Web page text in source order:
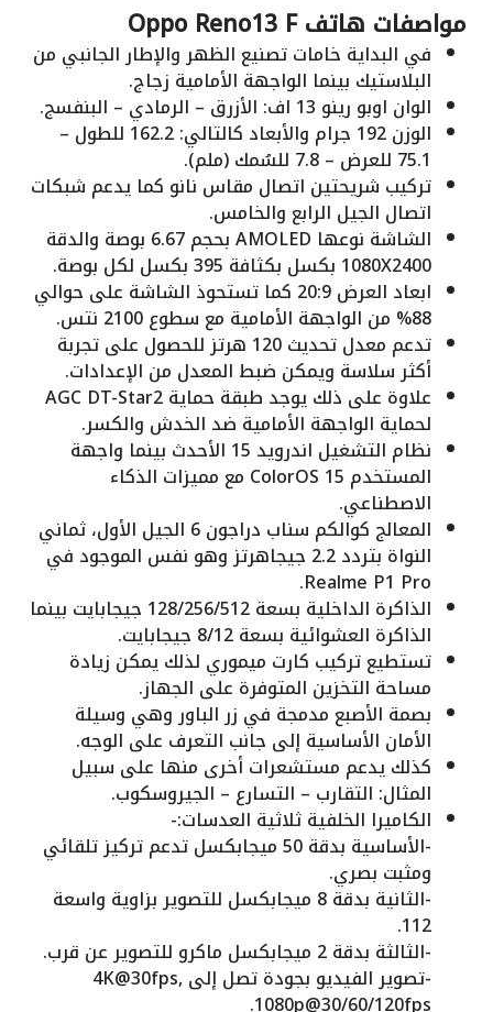
مواصفات هاتف Oppo Reno13 F
في البداية خامات تصنيع الظهر والإطار الجانبي من
البلاستيك بينما الواجهة الأمامية زجاج.
الوان اوبو رينو 13 اف: الأزرق – الرمادي – البنفسج.
الوزن 192 جرام والأبعاد كالتالي: 162.2 للطول –
75.1 للعرض – 7.8 للسُمك (ملم).
تركيب شريحتين اتصال مقاس نانو كما يدعم شبكات
اتصال الجيل الرابع والخامس.
الشاشة نوعها AMOLED بحجم 6.67 بوصة والدقة
1080X2400 بكسل بكثافة 395 بكسل لكل بوصة.
ابعاد العرض 20:9 كما تستحوذ الشاشة على حوالي
88% من الواجهة الأمامية مع سطوع 2100 نتس.
تدعم معدل تحديث 120 هرتز للحصول على تجربة
أكثر سلاسة ويمكن ضبط المعدل من الإعدادات.
علاوة على ذلك يوجد طبقة حماية AGC DT-Star2
لحماية الواجهة الأمامية ضد الخدش والكسر.
نظام التشغيل اندرويد 15 الأحدث بينما واجهة
المستخدم ColorOS 15 مع مميزات الذكاء
الاصطناعي.
المعالج كوالكم سناب دراجون 6 الجيل الأول، ثماني
النواة بتردد 2.2 جيجاهرتز وهو نفس الموجود في
Realme P1 Pro.
الذاكرة الداخلية بسعة 128/256/512 جيجابايت بينما
الذاكرة العشوائية بسعة 8/12 جيجابايت.
تستطيع تركيب كارت ميموري لذلك يمكن زيادة
مساحة التخزين المتوفرة على الجهاز.
بصمة الأصبع مدمجة في زر الباور وهي وسيلة
الأمان الأساسية إلى جانب التعرف على الوجه.
كذلك يدعم مستشعرات أخرى منها على سبيل
المثال: التقارب – التسارع – الجيروسكوب.
الكاميرا الخلفية ثلاثية العدسات:-
-الأساسية بدقة 50 ميجابكسل تدعم تركيز تلقائي
ومثبت بصري.
-الثانية بدقة 8 ميجابكسل للتصوير بزاوية واسعة
112.
-الثالثة بدقة 2 ميجابكسل ماكرو للتصوير عن قرب.
-تصوير الفيديو بجودة تصل إلى 4K@30fps,
1080p@30/60/120fps.